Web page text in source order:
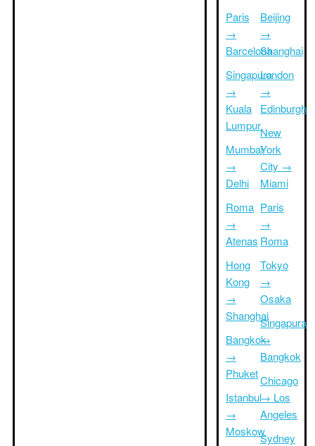
Paris
→
Barcelona
Singapura
→
Kuala
Lumpur
Mumbai
→
Delhi
Roma
→
Atenas
Hong
Kong
→
Shanghai
Bangkok
→
Phuket
Istanbul
→
Moskow
Beijing
→
Shanghai
London
→
Edinburgh
New
York
City →
Miami
Paris
→
Roma
Tokyo
→
Osaka
Singapura
→
Bangkok
Chicago
→ Los
Angeles
Sydney